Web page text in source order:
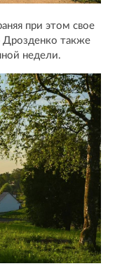
при этом свое
Дрозденко также
недели.